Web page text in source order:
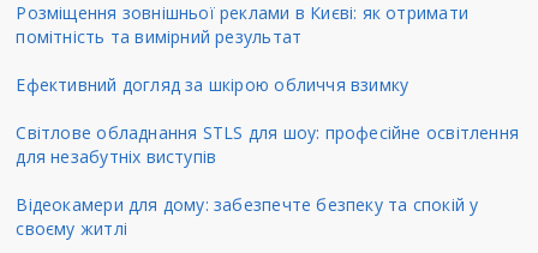
Розміщення зовнішньої реклами в Києві: як отримати
помітність та вимірний результат
Ефективний догляд за шкірою обличчя взимку
Світлове обладнання STLS для шоу: професійне освітлення
для незабутніх виступів
Відеокамери для дому: забезпечте безпеку та спокій у
своєму житлі